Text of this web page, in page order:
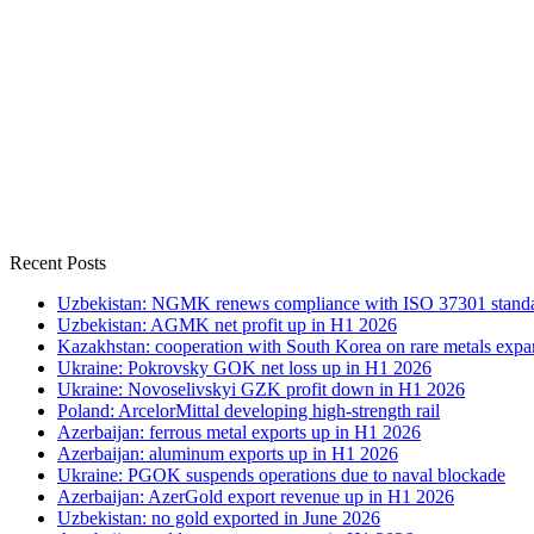
Recent Posts
Uzbekistan: NGMK renews compliance with ISO 37301
Uzbekistan: AGMK net profit up in H1 2026
Kazakhstan: cooperation with South Korea on rare metals
Ukraine: Pokrovsky GOK net loss up in H1 2026
Ukraine: Novoselivskyi GZK profit down in H1 2026
Poland: ArcelorMittal developing high-strength rail
Azerbaijan: ferrous metal exports up in H1 2026
Azerbaijan: aluminum exports up in H1 2026
Ukraine: PGOK suspends operations due to naval blockade
Azerbaijan: AzerGold export revenue up in H1 2026
Uzbekistan: no gold exported in June 2026